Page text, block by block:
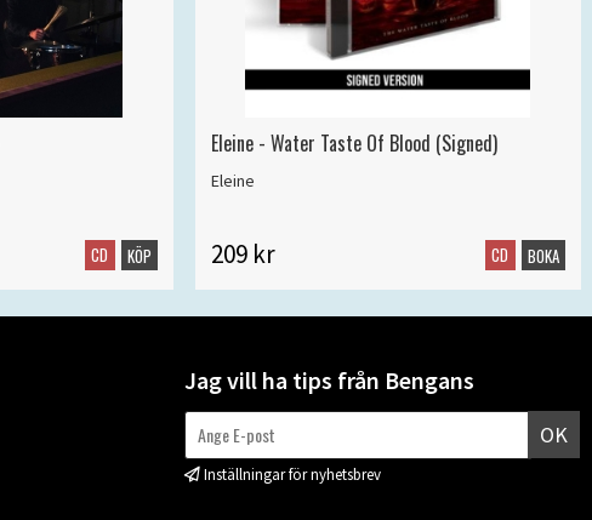
CD KÖP
Eleine - Water Taste Of Blood (Signed)
Eleine
209 kr CD BOKA
Jag vill ha tips från Bengans
OK
Inställningar för nyhetsbrev